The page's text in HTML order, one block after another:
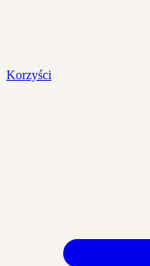
Korzyści